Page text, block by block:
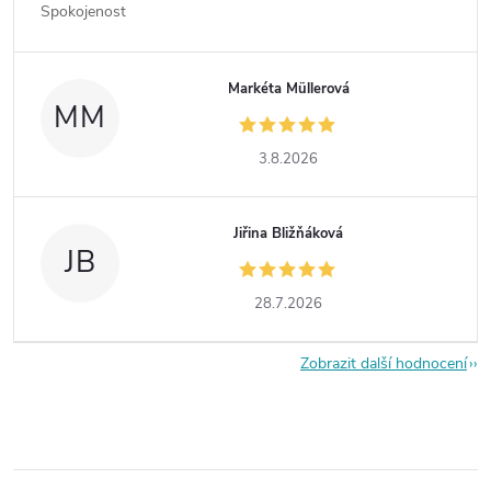
Spokojenost
MM
Markéta Müllerová
3.8.2026
JB
Jiřina Bližňáková
28.7.2026
Zobrazit další hodnocení